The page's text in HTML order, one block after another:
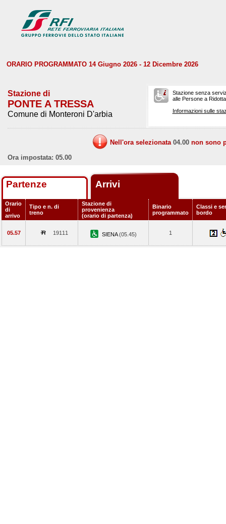
ORARIO PROGRAMMATO 14 Giugno 2026 - 12 Dicembre 2026
Stazione di
PONTE A TRESSA
Comune di Monteroni D'arbia
Stazione senza
alle Persone a
Informazioni sulle
Nell'ora selezionata 04.00 non sono
Ora impostata: 05.00
Partenze Arrivi
Orario
di
arrivo
Tipo e n. di
treno
Stazione di
provenienza
(orario di partenza)
Binario
programmato
Classi e
bordo
05.57 19111 SIENA(05.45) 1